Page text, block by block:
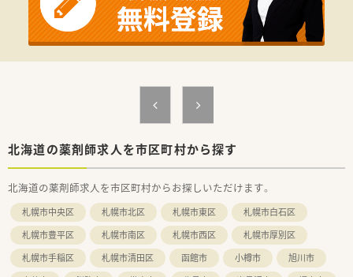
北海道の薬剤師求人を市区町村から探す
北海道の薬剤師求人を市区町村からお探しいただけます。
札幌市中央区 札幌市北区 札幌市東区
札幌市白石区
札幌市豊平区
札幌市南区 札幌市西区
札幌市厚別区
札幌市手稲区
札幌市清田区 函館市 小樽市
旭川市